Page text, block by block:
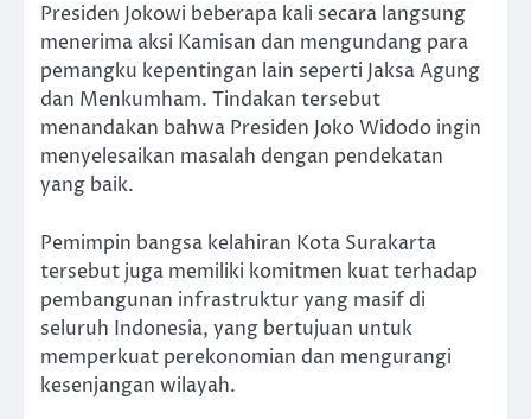
Presiden Jokowi beberapa kali secara langsung
menerima aksi Kamisan dan mengundang para
pemangku kepentingan lain seperti Jaksa Agung
dan Menkumham. Tindakan tersebut
menandakan bahwa Presiden Joko Widodo ingin
menyelesaikan masalah dengan pendekatan
yang baik.
Pemimpin bangsa kelahiran Kota Surakarta
tersebut juga memiliki komitmen kuat terhadap
pembangunan infrastruktur yang masif di
seluruh Indonesia, yang bertujuan untuk
memperkuat perekonomian dan mengurangi
kesenjangan wilayah.